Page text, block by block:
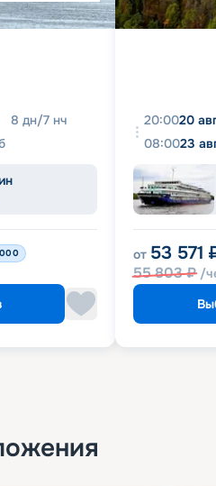
8 дн/7 нч
20:0020
08:0023
от 53 571
55 803₽ /